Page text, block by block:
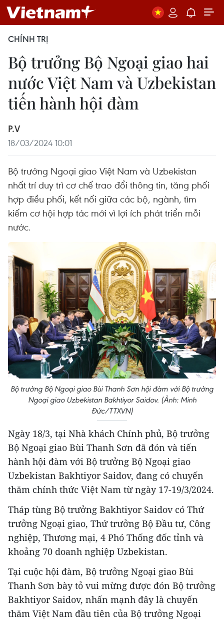
CHÍNH TRỊ
Bộ trưởng Bộ Ngoại giao hai
nước Việt Nam và Uzbekistan
tiến hành hội đàm
P.V
18/03/2024 10:01
Bộ trưởng Ngoại giao Việt Nam và Uzbekistan
nhất trí duy trì cơ chế trao đổi thông tin, tăng phối
hợp điều phối, kết nối giữa các bộ, ngành, tìm
kiếm cơ hội hợp tác mới vì lợi ích phát triển mỗi
nước.
Bộ trưởng Bộ Ngoại giao Bùi Thanh Sơn hội đàm với Bộ trưởng
Ngoại giao Uzbekistan Bakhtiyor Saidov. (Ảnh: Minh
Đức/TTXVN)
Ngày 18/3, tại Nhà khách Chính phủ, Bộ trưởng
Bộ Ngoại giao Bùi Thanh Sơn đã đón và tiến
hành hội đàm với Bộ trưởng Bộ Ngoại giao
Uzbekistan Bakhtiyor Saidov, đang có chuyến
thăm chính thức Việt Nam từ ngày 17-19/3/2024.
Tháp tùng Bộ trưởng Bakhtiyor Saidov có Thứ
trưởng Ngoại giao, Thứ trưởng Bộ Đầu tư, Công
nghiệp, Thương mại, 4 Phó Thống đốc tỉnh và
khoảng 70 doanh nghiệp Uzbekistan.
Tại cuộc hội đàm, Bộ trưởng Ngoại giao Bùi
Thanh Sơn bày tỏ vui mừng được đón Bộ trưởng
Bakhtiyor Saidov, nhấn mạnh đây là chuyến
thăm Việt Nam đầu tiên của Bộ trưởng Ngoại